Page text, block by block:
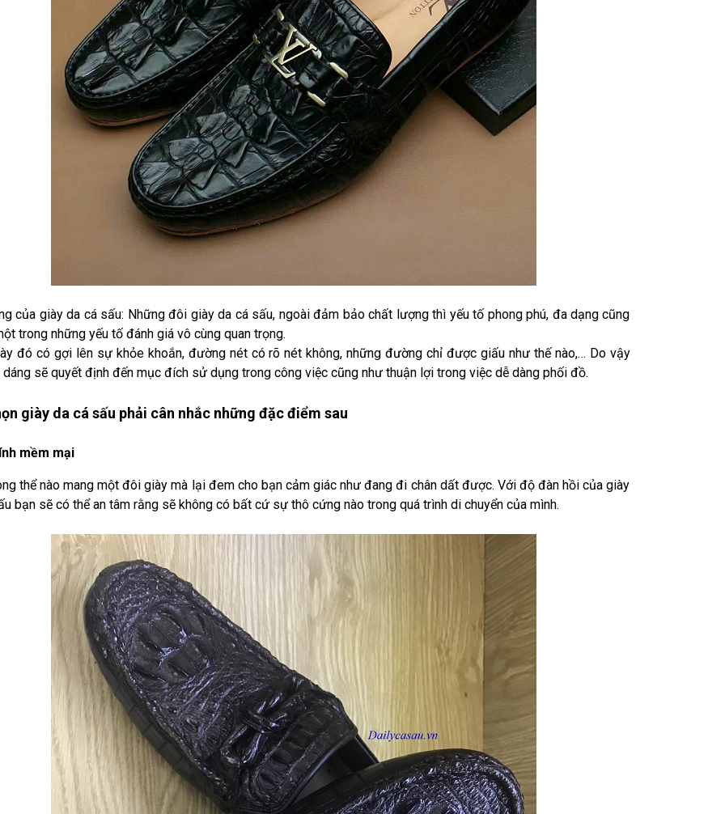
của giày da cá sấu: Những đôi giày da cá sấu, ngoài đảm bảo chất lượng thì yếu tố phong phú, đa dạng cũng
trong những yếu tố đánh giá vô cùng quan trọng.
đó có gợi lên sự khỏe khoắn, đường nét có rõ nét không, những đường chỉ được giấu như thế nào,… Do vậy
dáng sẽ quyết định đến mục đích sử dụng trong công việc cũng như thuận lợi trong việc dễ dàng phối đồ.
giày da cá sấu phải cân nhắc những đặc điểm sau
mềm mại
thể nào mang một đôi giày mà lại đem cho bạn cảm giác như đang đi chân dất được. Với độ đàn hồi của giày
bạn sẽ có thể an tâm rằng sẽ không có bất cứ sự thô cứng nào trong quá trình di chuyển của mình.